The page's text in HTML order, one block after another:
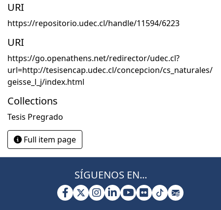
URI
https://repositorio.udec.cl/handle/11594/6223
URI
https://go.openathens.net/redirector/udec.cl?
url=http://tesisencap.udec.cl/concepcion/cs_naturales/
geisse_l_j/index.html
Collections
Tesis Pregrado
Full item page
SÍGUENOS EN...